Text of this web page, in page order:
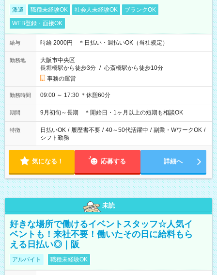
派遣 職種未経験OK 社会人未経験OK
ブランクOK
WEB登録・面接OK
給与 時給 2000円 ＊日払い・週払いOK（当社規定）
勤務地
大阪市中央区
長堀橋駅から徒歩3分 / 心斎橋駅から徒歩10分
事務の運営
勤務時間 09:00 ～ 17:30 ＊休憩60分
期間 9月初旬～長期 ＊開始日・1ヶ月以上の短期も相談OK
特徴 日払いOK / 履歴書不要 / 40～50代活躍中 / 副業・WワークOK /
シフト勤務
気になる！ 応募する 詳細へ
未読
好きな場所で働けるイベントスタッフ☆人気イ
ベントも！来社不要！働いたその日に給料もら
える日払い◎｜阪
アルバイト 職種未経験OK